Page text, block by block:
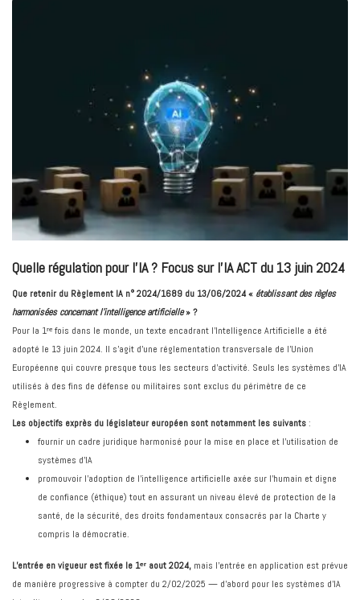
Quelle régulation pour l'IA ? Focus sur l’IA ACT du 13 juin 2024
Que retenir du Règlement IA n° 2024/1689 du 13/06/2024 « établissant des règles
harmonisées concernant l’intelligence artificielle» ?
Pour la 1ʳᵉ fois dans le monde, un texte encadrant l’Intelligence Artificielle a été
adopté le 13 juin 2024. Il s’agit d’une réglementation transversale de l’Union
Européenne qui couvre presque tous les secteurs d’activité. Seuls les systèmes d’IA
utilisés à des fins de défense ou militaires sont exclus du périmètre de ce
Règlement.
Les objectifs exprès du législateur européen sont notamment les suivants:
fournir un cadre juridique harmonisé pour la mise en place et l’utilisation de
systèmes d’IA
promouvoir l’adoption de l’intelligence artificielle axée sur l’humain et digne
de confiance (éthique) tout en assurant un niveau élevé de protection de la
santé, de la sécurité, des droits fondamentaux consacrés par la Charte y
compris la démocratie.
L’entrée en vigueur est fixée le 1ᵉʳ aout 2024, mais l’entrée en application est prévue
de manière progressive à compter du 2/02/2025 — d’abord pour les systèmes d'IA